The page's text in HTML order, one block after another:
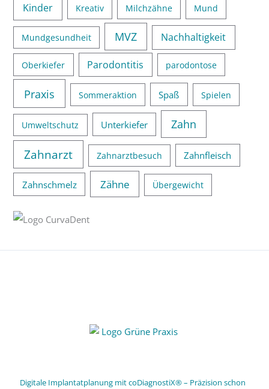
Kinder Kreativ Milchzähne Mund
Mundgesundheit MVZ Nachhaltigkeit
Oberkiefer Parodontitis parodontose
Praxis Sommeraktion Spaß Spielen
Umweltschutz Unterkiefer Zahn
Zahnarzt Zahnarztbesuch Zahnfleisch
Zahnschmelz Zähne Übergewicht
Digitale Implantatplanung mit coDiagnostiX® – Präzision schon